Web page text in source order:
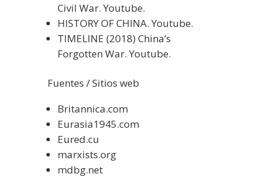
Civil War. Youtube.
HISTORY OF CHINA. Youtube.
TIMELINE (2018) China’s
Forgotten War. Youtube.
Fuentes / Sitios web
Britannica.com
Eurasia1945.com
Eured.cu
marxists.org
mdbg.net